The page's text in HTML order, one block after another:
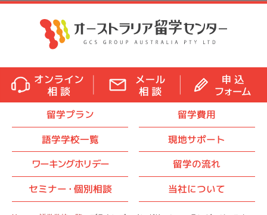
留学プラン
留学費用
語学学校一覧
現地サポート
ワーキングホリデー
留学の流れ
セミナー・ 個別相談 当社について